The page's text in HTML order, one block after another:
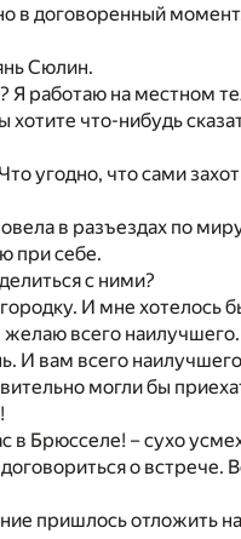
в договоренный
Сюлин.
Я работаю на местном
что-нибудь
угодно, что сами
в разъездах по
при себе.
с ними?
И мне хотелось
всего наилучшего.
И вам всего
могли бы
в Брюсселе! – сухо
о встрече.
пришлось отложить